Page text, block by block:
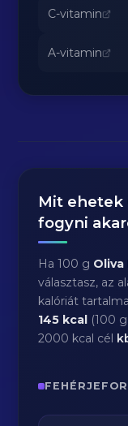
C-vitamin
A-vitamin
Mit ehetek
fogyni
Ha 100 g Oliva
választasz, az
kalóriát
145 kcal (100 g
2000 kcal cél